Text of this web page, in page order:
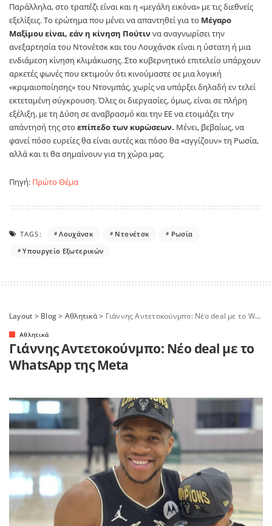
Παράλληλα, στο τραπέζι είναι και η «μεγάλη εικόνα» με τις διεθνείς
εξελίξεις. Το ερώτημα που μένει να απαντηθεί για το Μέγαρο
Μαξίμου είναι, εάν η κίνηση Πούτιννα αναγνωρίσει την
ανεξαρτησία του Ντονέτσκ και του Λουχάνσκ είναι η ύστατη ή μια
ενδιάμεση κίνηση κλιμάκωσης. Στο κυβερνητικό επιτελείο υπάρχουν
αρκετές φωνές που εκτιμούν ότι κινούμαστε σε μια λογική
«κριμαιοποίησης» του Ντονμπάς, χωρίς να υπάρξει δηλαδή εν τελεί
εκτεταμένη σύγκρουση. Όλες οι διεργασίες, όμως, είναι σε πλήρη
εξέλιξη, με τη Δύση σε αναβρασμό και την ΕΕ να ετοιμάζει την
απάντησή της στο επίπεδο των κυρώσεων. Μένει, βεβαίως, να
φανεί πόσο ευρείες θα είναι αυτές και πόσο θα «αγγίζουν» τη Ρωσία,
αλλά και τι θα σημαίνουν για τη χώρα μας.
Πηγή: Πρώτο Θέμα
TAGS: Λουχάνσκ Ντονέτσκ
Ρωσία
Υπουργείο Εξωτερικών
Layout > Blog> Αθλητικά> Γιάννης Αντετοκούνμπο: Νέο deal με το WhatsApp της Meta
Αθλητικά
Γιάννης Αντετοκούνμπο: Νέο deal με το
WhatsApp της Meta